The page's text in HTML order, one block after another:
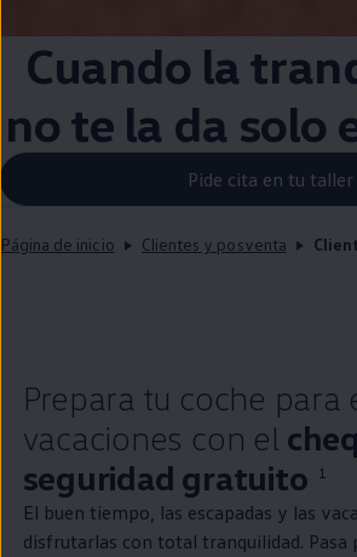
Cuando la
no te la da solo
Pide cita en tu taller
Página de inicio Clientes y posventa
Prepara tu coche para
vacaciones con el
seguridad gratuito
1
El buen tiempo, las escapadas y las
disfrutarlas con total tranquilidad. Pasa